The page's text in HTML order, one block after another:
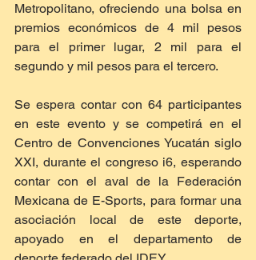
Metropolitano, ofreciendo una bolsa en
premios económicos de 4 mil pesos
para el primer lugar, 2 mil para el
segundo y mil pesos para el tercero.
Se espera contar con 64 participantes
en este evento y se competirá en el
Centro de Convenciones Yucatán siglo
XXI, durante el congreso i6, esperando
contar con el aval de la Federación
Mexicana de E-Sports, para formar una
asociación local de este deporte,
apoyado en el departamento de